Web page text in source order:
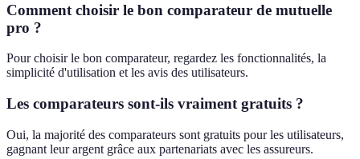
Comment choisir le bon comparateur de mutuelle
pro ?
Pour choisir le bon comparateur, regardez les fonctionnalités, la
simplicité d'utilisation et les avis des utilisateurs.
Les comparateurs sont-ils vraiment gratuits ?
Oui, la majorité des comparateurs sont gratuits pour les utilisateurs,
gagnant leur argent grâce aux partenariats avec les assureurs.